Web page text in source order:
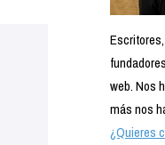
web. Nos
más nos
¿Quieres